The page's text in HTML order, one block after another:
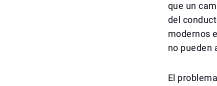
que un
del
modernos
no pueden
El